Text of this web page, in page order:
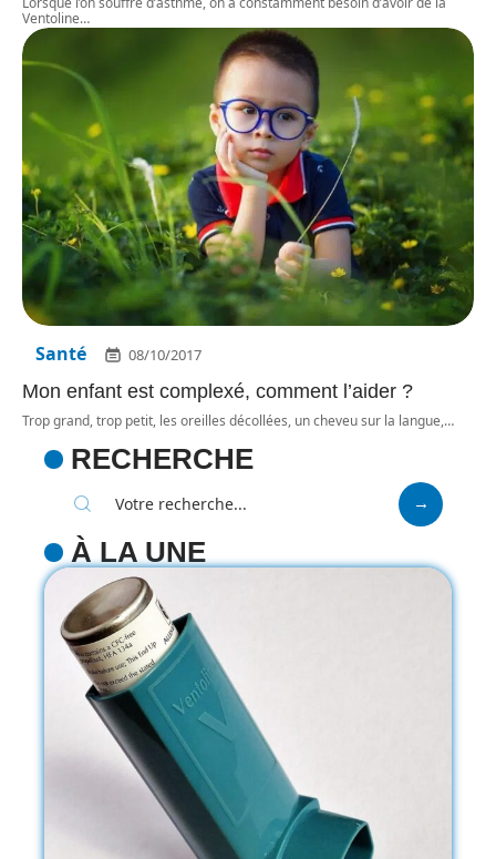
Ventoline…
Santé 08/10/2017
Mon enfant est complexé, comment l’aider ?
Trop grand, trop petit, les oreilles décollées, un cheveu sur la langue,…
RECHERCHE
À LA UNE